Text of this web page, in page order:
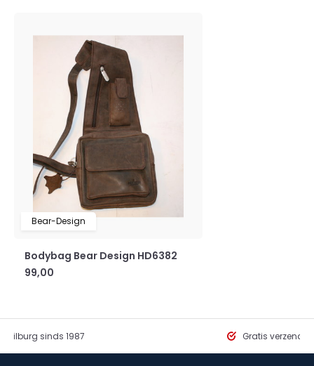
Bear-Design
Bodybag Bear Design HD6382
99,00
Tilburg sinds 1987 Gratis